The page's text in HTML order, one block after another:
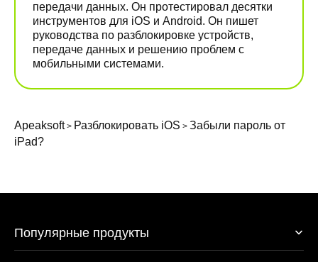
передачи данных. Он протестировал десятки
инструментов для iOS и Android. Он пишет
руководства по разблокировке устройств,
передаче данных и решению проблем с
мобильными системами.
Apeaksoft> Разблокировать iOS > Забыли пароль от
iPad?
Популярные продукты